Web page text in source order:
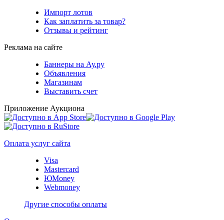
Импорт лотов
Как заплатить за товар?
Отзывы и рейтинг
Реклама на сайте
Баннеры на Ау.ру
Объявления
Магазинам
Выставить счет
Приложение Аукциона
Оплата услуг сайта
Visa
Mastercard
ЮMoney
Webmoney
Другие способы оплаты